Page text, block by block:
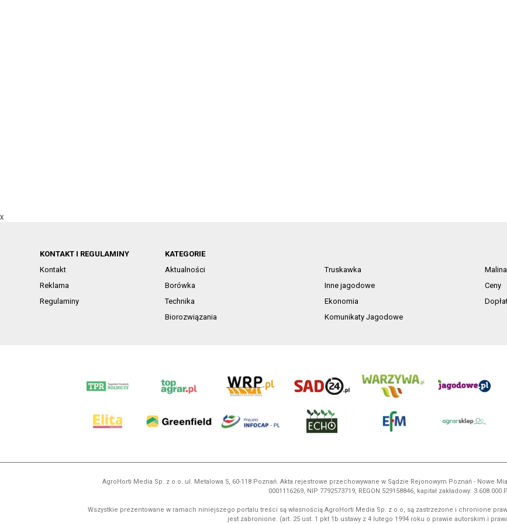
X
KONTAKT I REGULAMINY
Kontakt
Reklama
Regulaminy
KATEGORIE
Aktualności
Truskawka
Malina
Borówka
Inne jagodowe
Ceny
Technika
Ekonomia
Biorozwiązania
Komunikaty Jagodowe
AgroHorti Media Sp. z o.o. ul. Metalowa 5, 60-118 Poznań. Akta rejestrowe przechowywane w Sądzie Rejonowym Poznań - Nowe
0001116269, NIP 7792573719, REGON 529158846, kapitał zakładowy: 3.608.000
Wszystkie prezentowane w ramach niniejszego portalu treści są własnością AgroHorti Media Sp. z o.o, są zastrzeżone i chronione
jest zabronione. (art. 25 ust. 1 pkt 1b ustawy z 4 lutego 1994 roku o prawie autorskim i